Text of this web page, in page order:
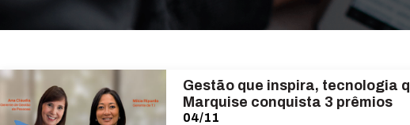
Gestão que inspira, tecnologia
Marquise conquista 3 prêmios
04/11